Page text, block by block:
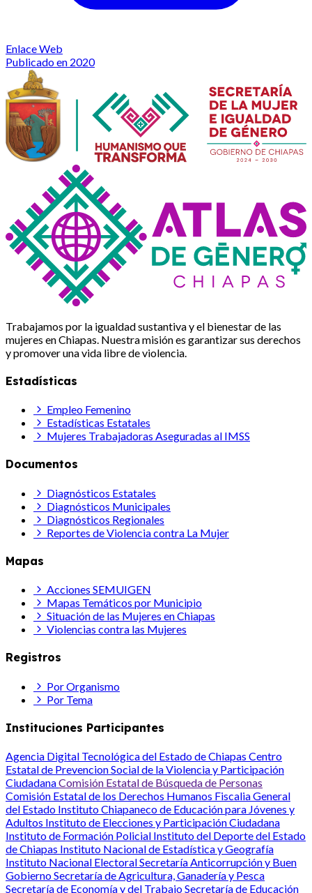
Enlace Web
Publicado en 2020
Trabajamos por la igualdad sustantiva y el bienestar de las
mujeres en Chiapas. Nuestra misión es garantizar sus derechos
y promover una vida libre de violencia.
Estadísticas
Empleo Femenino
Estadísticas Estatales
Mujeres Trabajadoras Aseguradas al IMSS
Documentos
Diagnósticos Estatales
Diagnósticos Municipales
Diagnósticos Regionales
Reportes de Violencia contra La Mujer
Mapas
Acciones SEMUIGEN
Mapas Temáticos por Municipio
Situación de las Mujeres en Chiapas
Violencias contra las Mujeres
Registros
Por Organismo
Por Tema
Instituciones Participantes
Agencia Digital Tecnológica del Estado de Chiapas Centro
Estatal de Prevencion Social de la Violencia y Participación
CiudadanaComisión Estatal de Búsqueda de Personas
Comisión Estatal de los Derechos Humanos Fiscalia General
del Estado Instituto Chiapaneco de Educación para Jóvenes y
Adultos Instituto de Elecciones y Participación Ciudadana
Instituto de Formación Policial Instituto del Deporte del Estado
de Chiapas Instituto Nacional de Estadística y Geografía
Instituto Nacional ElectoralSecretaría Anticorrupción y Buen
GobiernoSecretaría de Agricultura, Ganadería y Pesca
Secretaría de Economía y del TrabajoSecretaría de Educación